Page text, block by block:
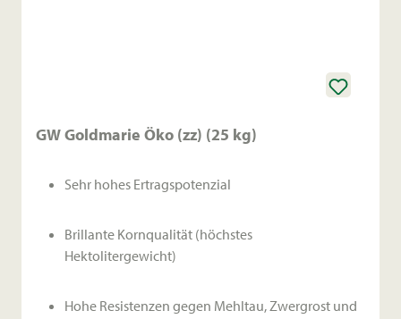
GW Goldmarie Öko (zz) (25 kg)
Sehr hohes Ertragspotenzial
Brillante Kornqualität (höchstes
Hektolitergewicht)
Hohe Resistenzen gegen Mehltau, Zwergrost und